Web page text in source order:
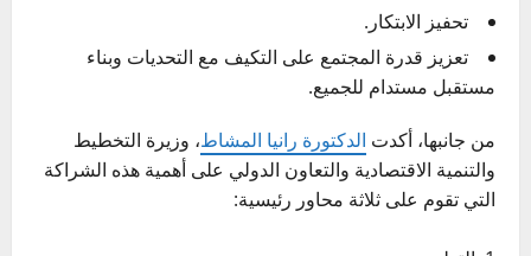
تحفيز الابتكار.
تعزيز قدرة المجتمع على التكيف مع التحديات وبناء
مستقبل مستدام للجميع.
من جانبها، أكدت الدكتورة رانيا المشاط، وزيرة التخطيط
والتنمية الاقتصادية والتعاون الدولي على أهمية هذه الشراكة
التي تقوم على ثلاثة محاور رئيسية: